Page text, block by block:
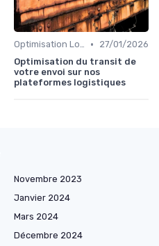
Optimisation Logistique •
27/01/2026
Optimisation du transit de
votre envoi sur nos
plateformes logistiques
Novembre 2023
Janvier 2024
Mars 2024
Décembre 2024